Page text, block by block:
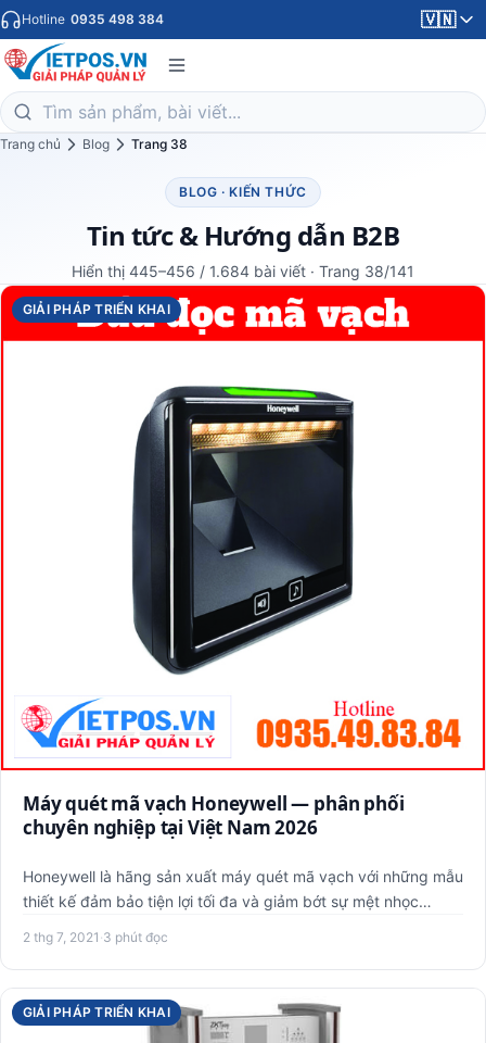
Hotline 0935 498 384 🇻🇳
Trang chủ Blog Trang 38
BLOG · KIẾN THỨC
Tin tức & Hướng dẫn B2B
Hiển thị 445–456 / 1.684 bài viết · Trang 38/141
GIẢI PHÁP TRIỂN KHAI
Máy quét mã vạch Honeywell — phân phối
chuyên nghiệp tại Việt Nam 2026
Honeywell là hãng sản xuất máy quét mã vạch với những mẫu
thiết kế đảm bảo tiện lợi tối đa và giảm bớt sự mệt nhọc
2 thg 7, 2021 ·3 phút đọc
GIẢI PHÁP TRIỂN KHAI